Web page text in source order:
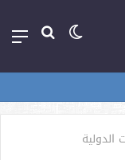
بحث الوضع
الدولية